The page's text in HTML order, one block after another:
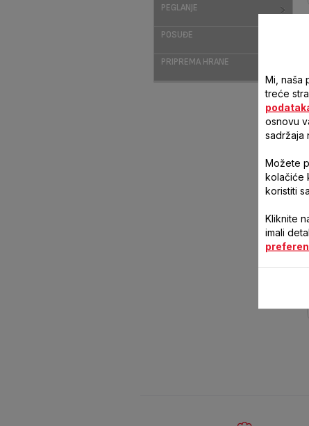
PEGLANJE
POSUĐE
PRIPREMA HRANE
Mi, naša
treće
osnovu
sadržaja
Možete
kolačiće
koristiti
Kliknite
imali